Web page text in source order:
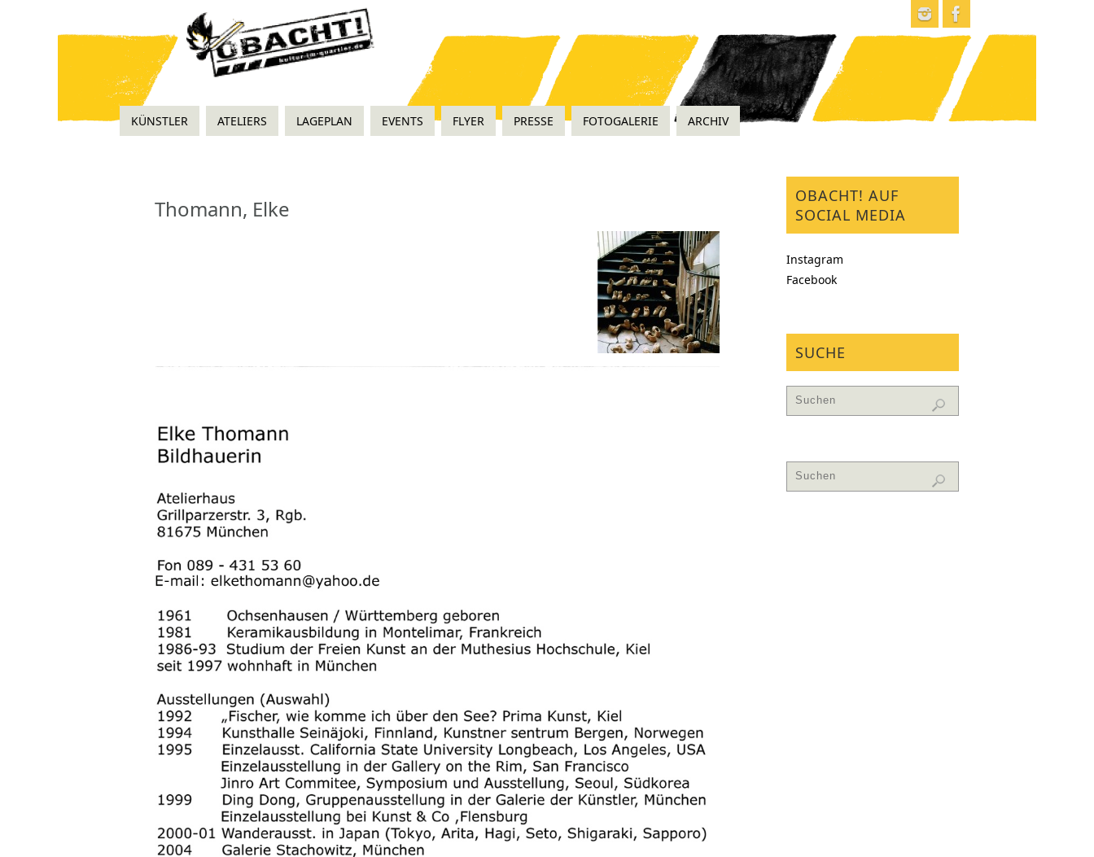
KÜNSTLER ATELIERS LAGEPLAN EVENTS FLYER PRESSE FOTOGALERIE ARCHIV
Thomann, Elke
OBACHT! AUF
SOCIAL MEDIA
Instagram
Facebook
SUCHE